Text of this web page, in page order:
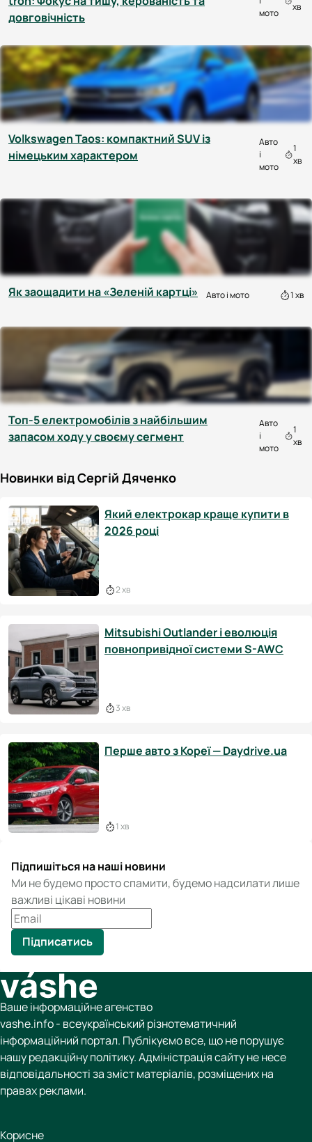
довговічність
мото
хв
Volkswagen Taos: компактний SUV із
німецьким характером
Авто
і
мото
1
хв
Як заощадити на «Зеленій картці» Авто і мото 1 хв
Топ-5 електромобілів з найбільшим
запасом ходу у своєму сегмент
Авто
і
мото
1
хв
Новинки від Сергій Дяченко
Який електрокар краще купити в
2026 році
2 хв
Mitsubishi Outlander і еволюція
повнопривідної системи S-AWC
3 хв
Перше авто з Кореї — Daydrive.ua
1 хв
Підпишіться на наші новини
Ми не будемо просто спамити, будемо надсилати лише
важливі цікаві новини
Підписатись
Ваше інформаційне агенство
vashe.info - всеукраїнський різнотематичний
інформаційний портал. Публікуємо все, що не порушує
нашу редакційну політику. Адміністрація сайту не несе
відповідальності за зміст матеріалів, розміщених на
правах реклами.
Корисне